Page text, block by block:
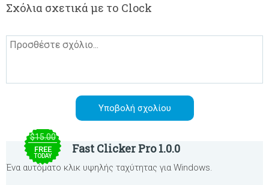
Σχόλια σχετικά με το Clock
$15.00
FREE
TODAY
Fast Clicker Pro 1.0.0
Ένα αυτόματο κλικ υψηλής ταχύτητας για Windows.